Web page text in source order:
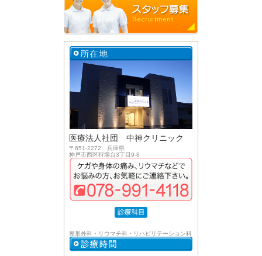
医療法人社団 中神クリニック
〒651-2272 兵庫県
神戸市西区狩場台3丁目9-8
整形外科・リウマチ科・リハビリテーション科